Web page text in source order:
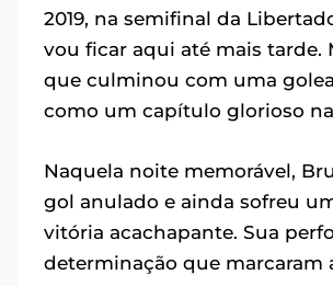
2019, na semifinal da
vou ficar aqui até mais tarde.
que culminou com uma
como um capítulo glorioso
Naquela noite memorável,
gol anulado e ainda sofreu
vitória acachapante. Sua
determinação que marcaram